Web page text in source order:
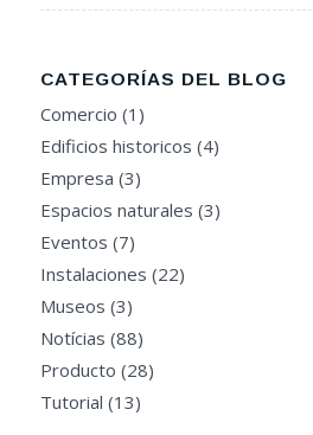
CATEGORÍAS DEL BLOG
Comercio (1)
Edificios historicos (4)
Empresa (3)
Espacios naturales (3)
Eventos (7)
Instalaciones (22)
Museos (3)
Notícias (88)
Producto (28)
Tutorial (13)